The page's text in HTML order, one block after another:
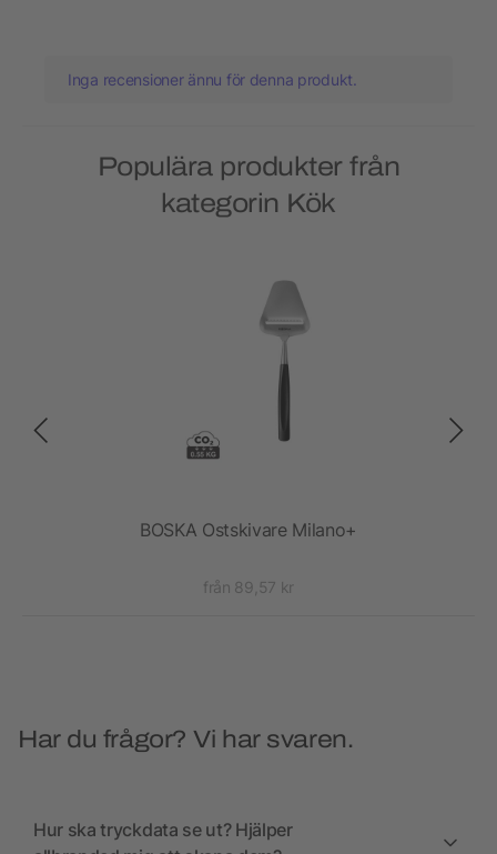
Inga recensioner ännu för denna produkt.
Populära produkter från
kategorin Kök
BOSKA Ostskivare Milano+
från 89,57 kr
Har du frågor? Vi har svaren.
Hur ska tryckdata se ut? Hjälper